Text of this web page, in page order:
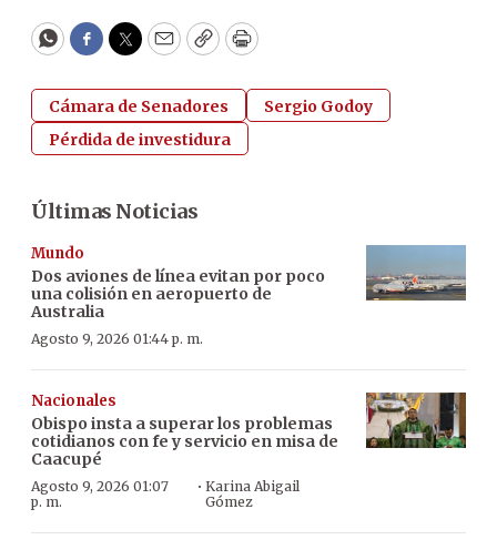
WhatsApp
Facebook
Twitter
EmailCopyPrint
Cámara de Senadores
Sergio Godoy
Pérdida de investidura
Últimas Noticias
Mundo
Dos aviones de línea evitan por poco
una colisión en aeropuerto de
Australia
Agosto 9, 2026 01:44 p. m.
Nacionales
Obispo insta a superar los problemas
cotidianos con fe y servicio en misa de
Caacupé
Agosto 9, 2026 01:07
p. m.
·Karina Abigail
Gómez